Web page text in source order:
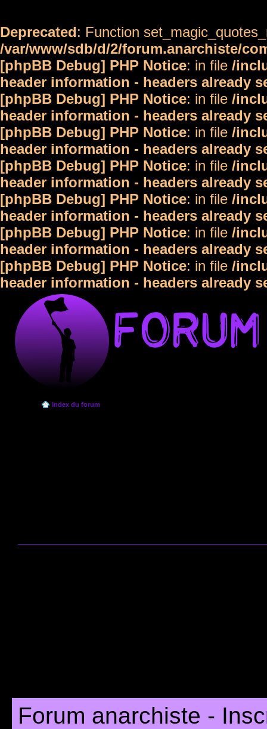
Deprecated: Function
/var/www/sdb/d/2/forum.anarchiste/
[phpBB Debug] PHP Notice: in file /
header information - headers already
[phpBB Debug] PHP Notice: in file /
header information - headers already
[phpBB Debug] PHP Notice: in file /
header information - headers already
[phpBB Debug] PHP Notice: in file /
header information - headers already
[phpBB Debug] PHP Notice: in file /
header information - headers already
[phpBB Debug] PHP Notice: in file /
header information - headers already
[phpBB Debug] PHP Notice: in file /
header information - headers already
Index du forum
Forum anarchiste -